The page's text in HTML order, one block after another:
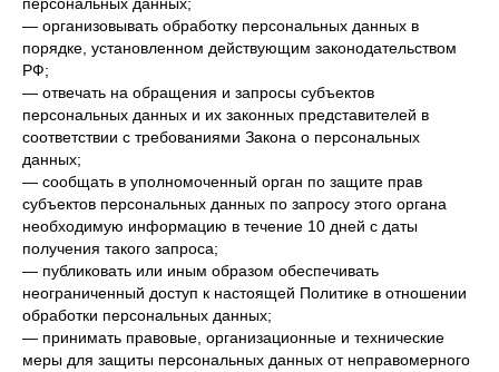
— организовывать обработку персональных данных в
порядке, установленном действующим законодательством
РФ;
— отвечать на обращения и запросы субъектов
персональных данных и их законных представителей в
соответствии с требованиями Закона о персональных
данных;
— сообщать в уполномоченный орган по защите прав
субъектов персональных данных по запросу этого органа
необходимую информацию в течение 10 дней с даты
получения такого запроса;
— публиковать или иным образом обеспечивать
неограниченный доступ к настоящей Политике в отношении
обработки персональных данных;
— принимать правовые, организационные и технические
меры для защиты персональных данных от неправомерного